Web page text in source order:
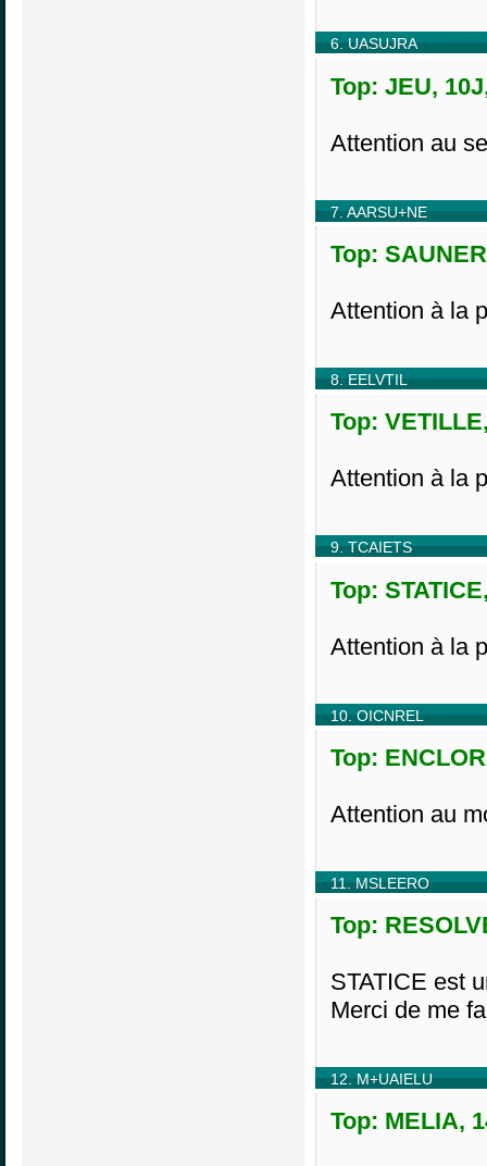
6. UASUJRA
Top: JEU,
Attention au
7. AARSU+NE
Top:
Attention à la
8. EELVTIL
Top:
Attention à la
9. TCAIETS
Top:
Attention à la
10. OICNREL
Top:
Attention au
11. MSLEERO
Top:
STATICE est
Merci de me
12. M+UAIELU
Top: MELIA,